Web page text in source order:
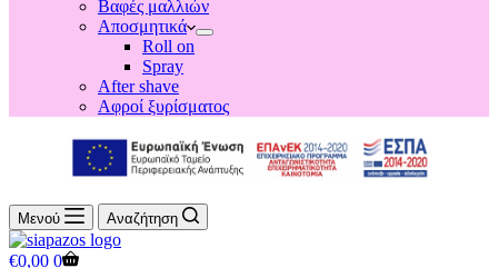
Βαφές μαλλιών
Αποσμητικά
Roll on
Spray
After shave
Αφροί ξυρίσματος
Μενού Αναζήτηση
Shopping
€0,00 0